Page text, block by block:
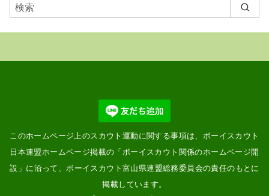
表
示
このホームページ上のスカウト運動に関する事項は、ボーイスカウト
日本連盟ホームページ掲載の「ボーイスカウト関係のホームページ開
設 」に沿って、ボーイスカウト富山県連盟総務委員会の責任のもとに
掲載しています。